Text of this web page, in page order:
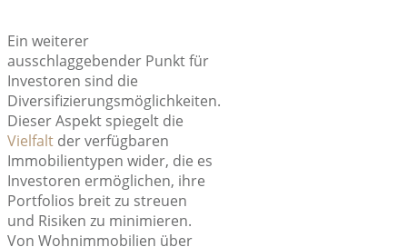
Ein weiterer
ausschlaggebender Punkt für
Investoren sind die
Diversifizierungsmöglichkeiten.
Dieser Aspekt spiegelt die
Vielfalt der verfügbaren
Immobilientypen wider, die es
Investoren ermöglichen, ihre
Portfolios breit zu streuen
und Risiken zu minimieren.
Von Wohnimmobilien über